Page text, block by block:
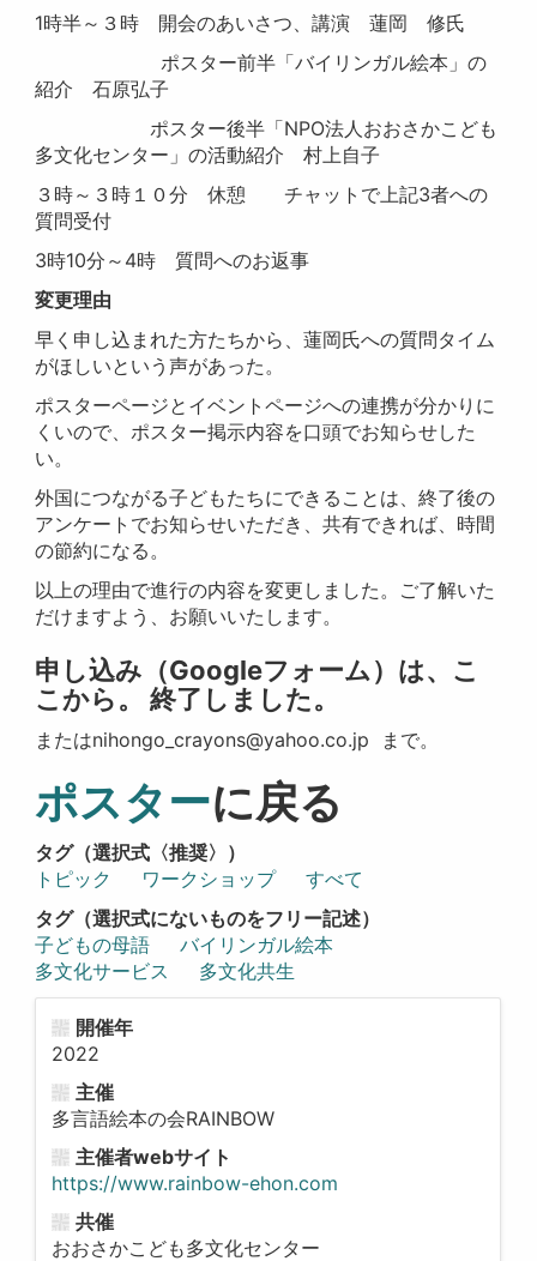
1時半～３時 開会のあいさつ、講演 蓮岡 修氏
ポスター前半「バイリンガル絵本」の
紹介 石原弘子
ポスター後半「NPO法人おおさかこども
多文化センター」の活動紹介 村上自子
３時～３時１０分 休憩 チャットで上記3者への
質問受付
3時10分～4時 質問へのお返事
変更理由
早く申し込まれた方たちから、蓮岡氏への質問タイム
がほしいという声があった。
ポスターページとイベントページへの連携が分かりに
くいので、ポスター掲示内容を口頭でお知らせした
い。
外国につながる子どもたちにできることは、終了後の
アンケートでお知らせいただき、共有できれば、時間
の節約になる。
以上の理由で進行の内容を変更しました。ご了解いた
だけますよう、お願いいたします。
申し込み（Googleフォーム）は、こ
こから。 終了しました。
またはnihongo_crayons@yahoo.co.jp まで。
ポスターに戻る
タグ（選択式〈推奨〉）
トピック
ワークショップ
すべて
タグ（選択式にないものをフリー記述）
子どもの母語
バイリンガル絵本
多文化サービス
多文化共生
開催年
2022
主催
多言語絵本の会RAINBOW
主催者webサイト
https://www.rainbow-ehon.com
共催
おおさかこども多文化センター